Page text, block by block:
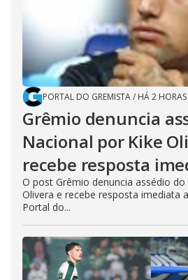
PORTAL DO GREMISTA/ HÁ 2 HORAS
Grêmio denuncia
Nacional por Kike
recebe resposta
O post Grêmio denuncia assédio
Olivera e recebe resposta imediata
Portal do...